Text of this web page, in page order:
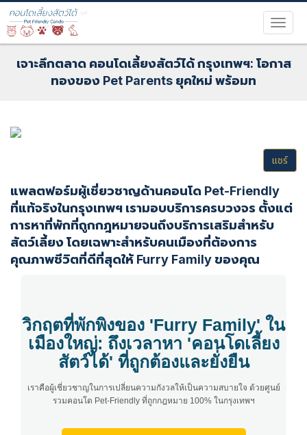
เจาะลึกตลาด คอนโดเลี้ยงสัตว์ได้ กรุงเทพฯ: โอกาส
ทองของ Pet Parents ยุคใหม่ พร้อมท
แชร์
แพลตฟอร์มผู้เชี่ยวชาญด้านคอนโด Pet-Friendly
ที่แท้จริงในกรุงเทพฯ เรามอบบริการครบวงจร ตั้งแต่
การหาที่พักที่ถูกกฎหมายจนถึงบริการเสริมสำหรับ
สัตว์เลี้ยง โดยเฉพาะสำหรับคนเมืองที่ต้องการ
คุณภาพชีวิตที่ดีที่สุดให้ Furry Family ของคุณ
วิกฤตที่พักพิงของ 'Furry Family' ใน
เมืองใหญ่: ถึงเวลาหา 'คอนโดเลี้ยง
สัตว์ได้' ที่ถูกต้องและยั่งยืน
เราคือผู้เชี่ยวชาญในการเปลี่ยนความกังวลให้เป็นความสบายใจ ด้วยศูนย์
รวมคอนโด Pet-Friendly ที่ถูกกฎหมาย 100% ในกรุงเทพฯ